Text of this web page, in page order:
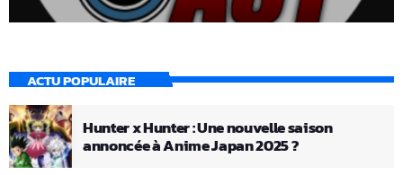
ACTU POPULAIRE
Hunter x Hunter : Une nouvelle saison
annoncée à Anime Japan 2025 ?